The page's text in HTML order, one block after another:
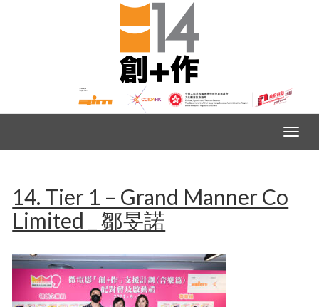
14. Tier 1 – Grand Manner Co
Limited _ 鄒旻諾